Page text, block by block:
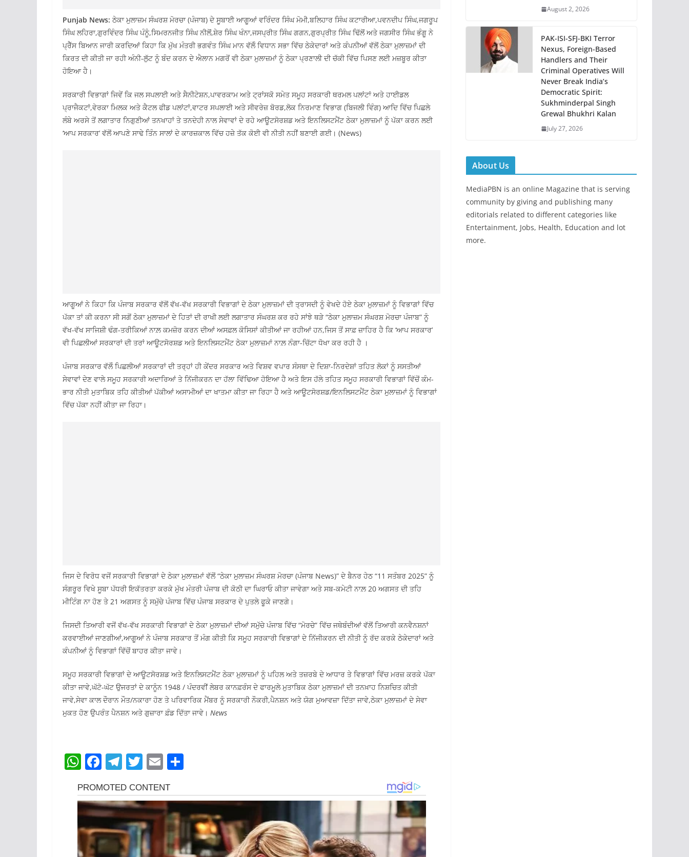
Punjab News: ਠੇਕਾ ਮੁਲਾਜ਼ਮ ਸੰਘਰਸ਼ ਮੋਰਚਾ (ਪੰਜਾਬ) ਦੇ ਸੂਬਾਈ ਆਗੂਆਂ ਵਰਿੰਦਰ ਸਿੰਘ ਮੋਮੀ,ਬਲਿਹਾਰ ਸਿੰਘ ਕਟਾਰੀਆ,ਪਵਨਦੀਪ ਸਿੰਘ,ਜਗਰੂਪ
ਸਿੰਘ ਲਹਿਰਾ,ਗੁਰਵਿੰਦਰ ਸਿੰਘ ਪੰਨੂੰ,ਸਿਮਰਨਜੀਤ ਸਿੰਘ ਨੀਲੋਂ,ਸ਼ੇਰ ਸਿੰਘ ਖੰਨਾ,ਜਸਪ੍ਰੀਤ ਸਿੰਘ ਗਗਨ,ਗੁਰਪ੍ਰੀਤ ਸਿੰਘ ਢਿੱਲੋਂ ਅਤੇ ਜਗਸੀਰ ਸਿੰਘ ਭੰਗੂ ਨੇ
ਪ੍ਰੈੱਸ ਬਿਆਨ ਜਾਰੀ ਕਰਦਿਆਂ ਕਿਹਾ ਕਿ ਮੁੱਖ ਮੰਤਰੀ ਭਗਵੰਤ ਸਿੰਘ ਮਾਨ ਵੱਲੋੰ ਵਿਧਾਨ ਸਭਾ ਵਿੱਚ ਠੇਕੇਦਾਰਾਂ ਅਤੇ ਕੰਪਨੀਆਂ ਵੱਲੋਂ ਠੇਕਾ ਮੁਲਾਜ਼ਮਾਂ ਦੀ
ਕਿਰਤ ਦੀ ਕੀਤੀ ਜਾ ਰਹੀ ਅੰਨੀ-ਲੁੱਟ ਨੂੰ ਬੰਦ ਕਰਨ ਦੇ ਐਲਾਨ ਮਗਰੋਂ ਵੀ ਠੇਕਾ ਮੁਲਾਜ਼ਮਾਂ ਨੂੰ ਠੇਕਾ ਪ੍ਰਣਾਲੀ ਦੀ ਚੱਕੀ ਵਿੱਚ ਪਿਸਣ ਲਈ ਮਜ਼ਬੂਰ ਕੀਤਾ
ਹੋਇਆ ਹੈ।
ਸਰਕਾਰੀ ਵਿਭਾਗਾਂ ਜਿਵੇਂ ਕਿ ਜਲ ਸਪਲਾਈ ਅਤੇ ਸੈਨੀਟੇਸ਼ਨ,ਪਾਵਰਕਾਮ ਅਤੇ ਟ੍ਰਾਂਸਕੋ ਸਮੇਤ ਸਮੂਹ ਸਰਕਾਰੀ ਥਰਮਲ ਪਲਾਂਟਾਂ ਅਤੇ ਹਾਈਡਲ
ਪ੍ਰਾਜੈਕਟਾਂ,ਵੇਰਕਾ ਮਿਲਕ ਅਤੇ ਕੈਟਲ ਫੀਡ ਪਲਾਂਟਾਂ,ਵਾਟਰ ਸਪਲਾਈ ਅਤੇ ਸੀਵਰੇਜ਼ ਬੋਰਡ,ਲੋਕ ਨਿਰਮਾਣ ਵਿਭਾਗ (ਬਿਜਲੀ ਵਿੰਗ) ਆਦਿ ਵਿੱਚ ਪਿਛਲੇ
ਲੰਬੇ ਅਰਸੇ ਤੋਂ ਲਗਾਤਾਰ ਨਿਗੁਣੀਆਂ ਤਨਖਾਹਾਂ ਤੇ ਤਨਦੇਹੀ ਨਾਲ ਸੇਵਾਵਾਂ ਦੇ ਰਹੇ ਆਊਟਸੋਰਸ਼ਡ ਅਤੇ ਇਨਲਿਸਟਮੈਂਟ ਠੇਕਾ ਮੁਲਾਜ਼ਮਾਂ ਨੂੰ ਪੱਕਾ ਕਰਨ ਲਈ
‘ਆਪ ਸਰਕਾਰ’ ਵੱਲੋਂ ਆਪਣੇ ਸਾਢੇ ਤਿੰਨ ਸਾਲਾਂ ਦੇ ਕਾਰਜ਼ਕਾਲ ਵਿੱਚ ਹਜ਼ੇ ਤੱਕ ਕੋਈ ਵੀ ਨੀਤੀ ਨਹੀਂ ਬਣਾਈ ਗਈ। (News)
ਆਗੂਆਂ ਨੇ ਕਿਹਾ ਕਿ ਪੰਜਾਬ ਸਰਕਾਰ ਵੱਲੋਂ ਵੱਖ-ਵੱਖ ਸਰਕਾਰੀ ਵਿਭਾਗਾਂ ਦੇ ਠੇਕਾ ਮੁਲਾਜ਼ਮਾਂ ਦੀ ਤ੍ਰਾਸਦੀ ਨੂੰ ਵੇਖਦੇ ਹੋਏ ਠੇਕਾ ਮੁਲਾਜ਼ਮਾਂ ਨੂੰ ਵਿਭਾਗਾਂ ਵਿੱਚ
ਪੱਕਾ ਤਾਂ ਕੀ ਕਰਨਾ ਸੀ ਸਗੋਂ ਠੇਕਾ ਮੁਲਾਜ਼ਮਾਂ ਦੇ ਹਿਤਾਂ ਦੀ ਰਾਖੀ ਲਈ ਲਗਾਤਾਰ ਸੰਘਰਸ਼ ਕਰ ਰਹੇ ਸਾਂਝੇ ਥੜੇ “ਠੇਕਾ ਮੁਲਾਜ਼ਮ ਸੰਘਰਸ਼ ਮੋਰਚਾ ਪੰਜਾਬ” ਨੂੰ
ਵੱਖ-ਵੱਖ ਸਾਜਿਸ਼ੀ ਢੰਗ-ਤਰੀਕਿਆਂ ਨਾਲ਼ ਕਮਜ਼ੋਰ ਕਰਨ ਦੀਆਂ ਅਸਫ਼ਲ ਕੋਸਿਸਾਂ ਕੀਤੀਆਂ ਜਾ ਰਹੀਆਂ ਹਨ,ਜਿਸ ਤੋਂ ਸਾਫ਼ ਜ਼ਾਹਿਰ ਹੈ ਕਿ ‘ਆਪ ਸਰਕਾਰ’
ਵੀ ਪਿਛਲੀਆਂ ਸਰਕਾਰਾਂ ਦੀ ਤਰਾਂ ਆਊਟਸੋਰਸ਼ਡ ਅਤੇ ਇਨਲਿਸਟਮੈਂਟ ਠੇਕਾ ਮੁਲਾਜ਼ਮਾਂ ਨਾਲ਼ ਨੰਗਾ-ਚਿੱਟਾ ਧੋਖਾ ਕਰ ਰਹੀ ਹੈ ।
ਪੰਜਾਬ ਸਰਕਾਰ ਵੱਲੋੰ ਪਿਛਲੀਆਂ ਸਰਕਾਰਾਂ ਦੀ ਤਰ੍ਹਾਂ ਹੀ ਕੇਂਦਰ ਸਰਕਾਰ ਅਤੇ ਵਿਸ਼ਵ ਵਪਾਰ ਸੰਸਥਾ ਦੇ ਦਿਸ਼ਾ-ਨਿਰਦੇਸ਼ਾਂ ਤਹਿਤ ਲੋਕਾਂ ਨੂੰ ਸਸਤੀਆਂ
ਸੇਵਾਵਾਂ ਦੇਣ ਵਾਲੇ ਸਮੂਹ ਸਰਕਾਰੀ ਅਦਾਰਿਆਂ ਤੇ ਨਿੱਜੀਕਰਨ ਦਾ ਹੱਲਾ ਵਿੱਢਿਆ ਹੋਇਆ ਹੈ ਅਤੇ ਇਸ ਹੱਲੇ ਤਹਿਤ ਸਮੂਹ ਸਰਕਾਰੀ ਵਿਭਾਗਾਂ ਵਿੱਚੋਂ ਕੰਮ-
ਭਾਰ ਨੀਤੀ ਮੁਤਾਬਿਕ ਤਹਿ ਕੀਤੀਆਂ ਪੱਕੀਆਂ ਅਸਾਮੀਆਂ ਦਾ ਖਾਤਮਾ ਕੀਤਾ ਜਾ ਰਿਹਾ ਹੈ ਅਤੇ ਆਊਟਸੋਰਸ਼ਡ/ਇਨਲਿਸਟਮੈਂਟ ਠੇਕਾ ਮੁਲਾਜ਼ਮਾਂ ਨੂੰ ਵਿਭਾਗਾਂ
ਵਿੱਚ ਪੱਕਾ ਨਹੀਂ ਕੀਤਾ ਜਾ ਰਿਹਾ।
ਜਿਸ ਦੇ ਵਿਰੋਧ ਵਜੋਂ ਸਰਕਾਰੀ ਵਿਭਾਗਾਂ ਦੇ ਠੇਕਾ ਮੁਲਾਜ਼ਮਾਂ ਵੱਲੋਂ “ਠੇਕਾ ਮੁਲਾਜ਼ਮ ਸੰਘਰਸ਼ ਮੋਰਚਾ (ਪੰਜਾਬ News)” ਦੇ ਬੈਨਰ ਹੇਠ “11 ਸਤੰਬਰ 2025” ਨੂੰ
ਸੰਗਰੂਰ ਵਿਖੇ ਸੂਬਾ ਪੱਧਰੀ ਇਕੱਤਰਤਾ ਕਰਕੇ ਮੁੱਖ ਮੰਤਰੀ ਪੰਜਾਬ ਦੀ ਕੋਠੀ ਦਾ ਘਿਰਾਓ ਕੀਤਾ ਜਾਵੇਗਾ ਅਤੇ ਸਬ-ਕਮੇਟੀ ਨਾਲ਼ 20 ਅਗਸਤ ਦੀ ਤਹਿ
ਮੀਟਿੰਗ ਨਾ ਹੋਣ ਤੇ 21 ਅਗਸਤ ਨੂੰ ਸਮੁੱਚੇ ਪੰਜਾਬ ਵਿੱਚ ਪੰਜਾਬ ਸਰਕਾਰ ਦੇ ਪੁਤਲੇ ਫੂਕੇ ਜਾਣਗੇ।
ਜਿਸਦੀ ਤਿਆਰੀ ਵਜੋਂ ਵੱਖ-ਵੱਖ ਸਰਕਾਰੀ ਵਿਭਾਗਾਂ ਦੇ ਠੇਕਾ ਮੁਲਾਜ਼ਮਾਂ ਦੀਆਂ ਸਮੁੱਚੇ ਪੰਜਾਬ ਵਿੱਚ “ਮੋਰਚੇ” ਵਿੱਚ ਜਥੇਬੰਦੀਆਂ ਵੱਲੋਂ ਤਿਆਰੀ ਕਨਵੈਨਸ਼ਨਾਂ
ਕਰਵਾਈਆਂ ਜਾਣਗੀਆਂ,ਆਗੂਆਂ ਨੇ ਪੰਜਾਬ ਸਰਕਾਰ ਤੋਂ ਮੰਗ ਕੀਤੀ ਕਿ ਸਮੂਹ ਸਰਕਾਰੀ ਵਿਭਾਗਾਂ ਦੇ ਨਿੱਜੀਕਰਨ ਦੀ ਨੀਤੀ ਨੂੰ ਰੱਦ ਕਰਕੇ ਠੇਕੇਦਾਰਾਂ ਅਤੇ
ਕੰਪਨੀਆਂ ਨੂੰ ਵਿਭਾਗਾਂ ਵਿੱਚੋਂ ਬਾਹਰ ਕੀਤਾ ਜਾਵੇ।
ਸਮੂਹ ਸਰਕਾਰੀ ਵਿਭਾਗਾਂ ਦੇ ਆਊਟਸੋਰਸ਼ਡ ਅਤੇ ਇਨਲਿਸਟਮੈਂਟ ਠੇਕਾ ਮੁਲਾਜ਼ਮਾਂ ਨੂੰ ਪਹਿਲ ਅਤੇ ਤਜ਼ਰਬੇ ਦੇ ਆਧਾਰ ਤੇ ਵਿਭਾਗਾਂ ਵਿੱਚ ਮਰਜ਼ ਕਰਕੇ ਪੱਕਾ
ਕੀਤਾ ਜਾਵੇ,ਘੱਟੋ-ਘੱਟ ਉਜਰਤਾਂ ਦੇ ਕਾਨੂੰਨ 1948 / ਪੰਦਰਵੀਂ ਲੇਬਰ ਕਾਨਫ਼ਰੰਸ ਦੇ ਫਾਰਮੂਲੇ ਮੁਤਾਬਿਕ ਠੇਕਾ ਮੁਲਾਜ਼ਮਾਂ ਦੀ ਤਨਖ਼ਾਹ ਨਿਸ਼ਚਿਤ ਕੀਤੀ
ਜਾਵੇ,ਸੇਵਾ ਕਾਲ ਦੌਰਾਨ ਮੌਤ/ਨਕਾਰਾ ਹੋਣ ਤੇ ਪਰਿਵਾਰਿਕ ਮੈਂਬਰ ਨੂੰ ਸਰਕਾਰੀ ਨੌਕਰੀ,ਪੈਨਸ਼ਨ ਅਤੇ ਯੋਗ ਮੁਆਵਜ਼ਾ ਦਿੱਤਾ ਜਾਵੇ,ਠੇਕਾ ਮੁਲਾਜ਼ਮਾਂ ਦੇ ਸੇਵਾ
ਮੁਕਤ ਹੋਣ ਉਪਰੰਤ ਪੈਨਸ਼ਨ ਅਤੇ ਗੁਜ਼ਾਰਾ ਫ਼ੰਡ ਦਿੱਤਾ ਜਾਵੇ। News
W
at
s
A
p
F
c
e
b
o
T
e
gr
a
m
T
itt
er
E
ai
l
ar
e
August 2, 2026
PAK-ISI-SFJ-BKI Terror
Nexus, Foreign-Based
Handlers and Their
Criminal Operatives Will
Never Break India’s
Democratic Spirit:
Sukhminderpal Singh
Grewal Bhukhri Kalan
July 27, 2026
About Us
MediaPBN is an online Magazine that is serving
community by giving and publishing many
editorials related to different categories like
Entertainment, Jobs, Health, Education and lot
more.